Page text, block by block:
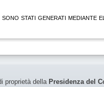
sono stati generati
proprietà della Presidenza del